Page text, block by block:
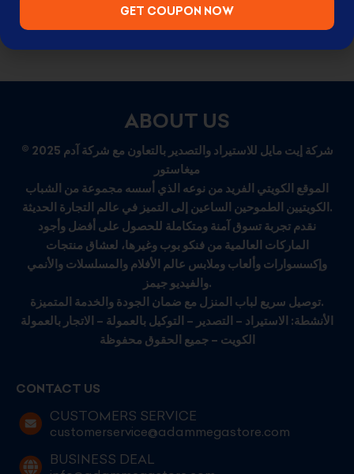
ABOUT US
© 2025 شركة إيت مايل للاستيراد والتصدير بالتعاون مع شركة آدم
ميغاستور
الموقع الكويتي الفريد من نوعه الذي أسسه مجموعة من الشباب
الكويتيين الطموحين الساعين إلى التميز في عالم التجارة الحديثة.
نقدم تجربة تسوق آمنة ومتكاملة للحصول على أفضل وأجود
الماركات العالمية من فنكو بوب وغيرها، لعشاق منتجات
وإكسسوارات وألعاب وملابس عالم الأفلام والمسلسلات والأنمي
والفيديو جيمز.
توصيل سريع لباب المنزل مع ضمان الجودة والخدمة المتميزة.
الأنشطة: الاستيراد – التصدير – التوكيل بالعمولة – الاتجار بالعمولة
الكويت – جميع الحقوق محفوظة
CONTACT US
CUSTOMERS SERVICE
customerservice@adammegastore.com
BUSINESS DEAL
GET COUPON NOW